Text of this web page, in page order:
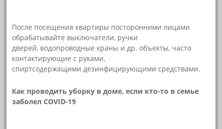
После посещения квартиры посторонними лицами
обрабатывайте выключатели, ручки
дверей, водопроводные краны и др. объекты, часто
контактирующие с руками,
спиртсодержащими дезинфицирующими средствами.
Как проводить уборку в доме, если кто-то в семье
заболел COVID-19